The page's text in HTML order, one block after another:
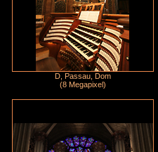
D, Passau, Dom
(8 Megapixel)